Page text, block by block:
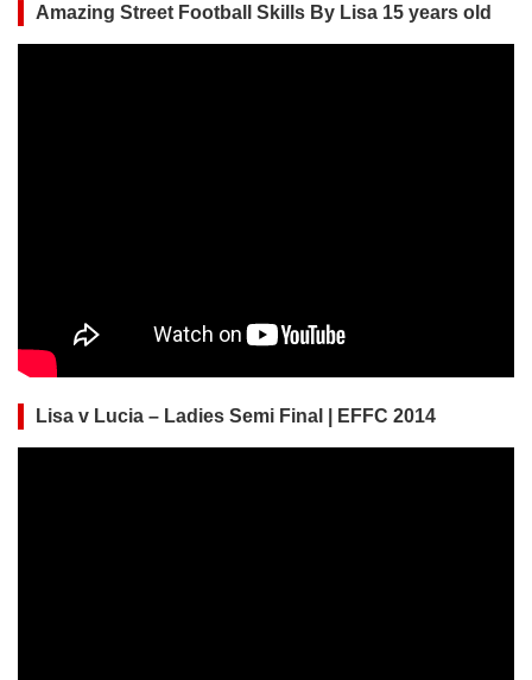
Amazing Street Football Skills By Lisa 15 years old
Lisa v Lucia – Ladies Semi Final | EFFC 2014